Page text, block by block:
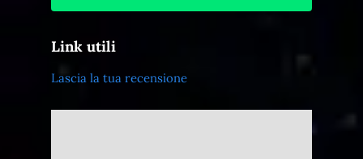
Link utili
Lascia la tua recensione